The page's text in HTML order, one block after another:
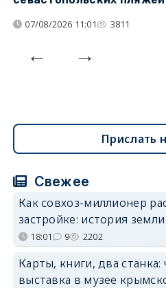
07/08/2026 11:01 3811
Прислать
Свежее
Как совхоз-миллионер
застройке: история
18:01 9 2202
Карты, книги, два
выставка в музее